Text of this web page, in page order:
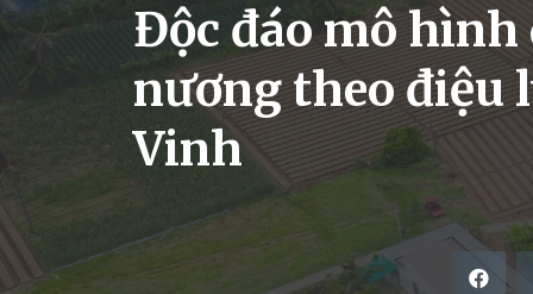
Độc đáo mô
nương theo điệu
Vinh